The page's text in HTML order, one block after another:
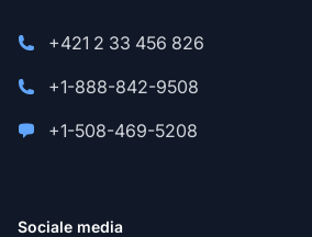
+421 2 33 456 826
+1-888-842-9508
+1-508-469-5208
Sociale media